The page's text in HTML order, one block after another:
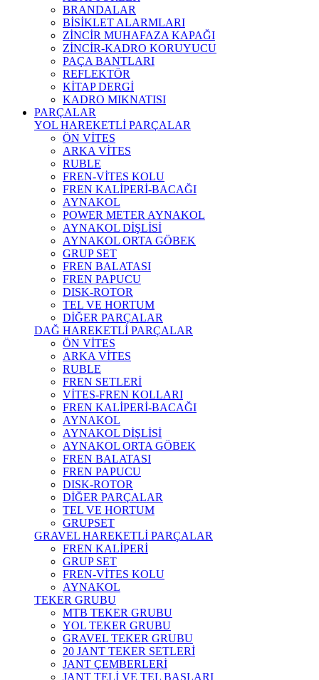
BRANDALAR
BİSİKLET ALARMLARI
ZİNCİR MUHAFAZA KAPAĞI
ZİNCİR-KADRO KORUYUCU
PAÇA BANTLARI
REFLEKTÖR
KİTAP DERGİ
KADRO MIKNATISI
PARÇALAR
YOL HAREKETLİ PARÇALAR
ÖN VİTES
ARKA VİTES
RUBLE
FREN-VİTES KOLU
FREN KALİPERİ-BACAĞI
AYNAKOL
POWER METER AYNAKOL
AYNAKOL DİŞLİSİ
AYNAKOL ORTA GÖBEK
GRUP SET
FREN BALATASI
FREN PAPUCU
DISK-ROTOR
TEL VE HORTUM
DİĞER PARÇALAR
DAĞ HAREKETLİ PARÇALAR
ÖN VİTES
ARKA VİTES
RUBLE
FREN SETLERİ
VİTES-FREN KOLLARI
FREN KALİPERİ-BACAĞI
AYNAKOL
AYNAKOL DİŞLİSİ
AYNAKOL ORTA GÖBEK
FREN BALATASI
FREN PAPUCU
DISK-ROTOR
DİĞER PARÇALAR
TEL VE HORTUM
GRUPSET
GRAVEL HAREKETLİ PARÇALAR
FREN KALİPERİ
GRUP SET
FREN-VİTES KOLU
AYNAKOL
TEKER GRUBU
MTB TEKER GRUBU
YOL TEKER GRUBU
GRAVEL TEKER GRUBU
20 JANT TEKER SETLERİ
JANT ÇEMBERLERİ
JANT TELİ VE TEL BAŞLARI